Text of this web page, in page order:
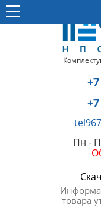
Пн -
товара